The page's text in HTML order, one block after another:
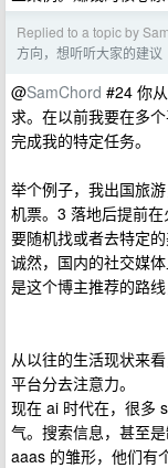
Replied to a topic by
方向，想听听大家的建议
@SamChord #24 你
求。在以前我要在多
完成我的特定任务。
举个例子，我出国旅
机票。3 落地后提前
要随机找或者去特定的
诚然，国内的社交媒
是这个博主推荐的路
从以往的生活现状来
平台分去注意力。
现在 ai 时代在，很多
气。搜索信息，甚至
aaas 的雏形，他们有